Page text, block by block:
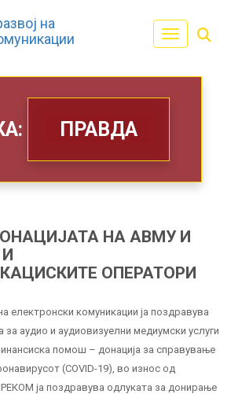
Toggle
ПРАВДА
НА АВМУ И
ОПЕРАТОРИ
електронски комуникации ја поздравува
за аудио и аудиовизуелни медиумски услуги
помош – донација за справување
(COVID-19), во износ од
ја поздравува одлуката за донирање